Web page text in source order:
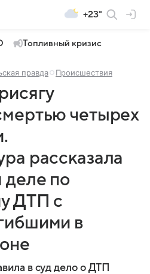
+23°
Топливный кризис
правда Происшествия
четырех
рассказала
деле по
ДТП с
в
в суд дело о ДТП